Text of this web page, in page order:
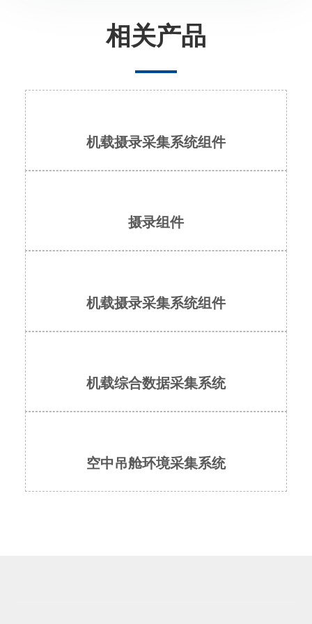
相关产品
机载摄录采集系统组件
摄录组件
机载摄录采集系统组件
机载综合数据采集系统
空中吊舱环境采集系统